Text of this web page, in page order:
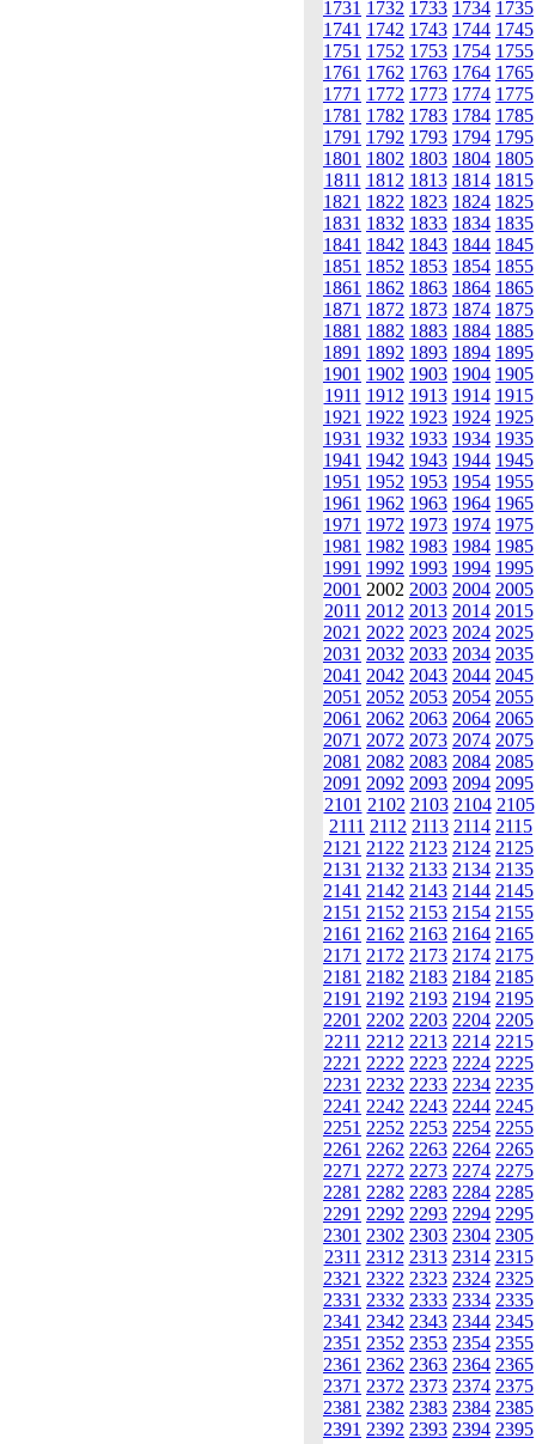
1731 1732 1733 1734 1735
1741 1742 1743 1744 1745
1751 1752 1753 1754 1755
1761 1762 1763 1764 1765
1771 1772 1773 1774 1775
1781 1782 1783 1784 1785
1791 1792 1793 1794 1795
1801 1802 1803 1804 1805
1811 1812 1813 1814 1815
1821 1822 1823 1824 1825
1831 1832 1833 1834 1835
1841 1842 1843 1844 1845
1851 1852 1853 1854 1855
1861 1862 1863 1864 1865
1871 1872 1873 1874 1875
1881 1882 1883 1884 1885
1891 1892 1893 1894 1895
1901 1902 1903 1904 1905
1911 1912 1913 1914 1915
1921 1922 1923 1924 1925
1931 1932 1933 1934 1935
1941 1942 1943 1944 1945
1951 1952 1953 1954 1955
1961 1962 1963 1964 1965
1971 1972 1973 1974 1975
1981 1982 1983 1984 1985
1991 1992 1993 1994 1995
2001 2002 2003 2004 2005
2011 2012 2013 2014 2015
2021 2022 2023 2024 2025
2031 2032 2033 2034 2035
2041 2042 2043 2044 2045
2051 2052 2053 2054 2055
2061 2062 2063 2064 2065
2071 2072 2073 2074 2075
2081 2082 2083 2084 2085
2091 2092 2093 2094 2095
2101 2102 2103 2104 2105
2111 2112 2113 2114 2115
2121 2122 2123 2124 2125
2131 2132 2133 2134 2135
2141 2142 2143 2144 2145
2151 2152 2153 2154 2155
2161 2162 2163 2164 2165
2171 2172 2173 2174 2175
2181 2182 2183 2184 2185
2191 2192 2193 2194 2195
2201 2202 2203 2204 2205
2211 2212 2213 2214 2215
2221 2222 2223 2224 2225
2231 2232 2233 2234 2235
2241 2242 2243 2244 2245
2251 2252 2253 2254 2255
2261 2262 2263 2264 2265
2271 2272 2273 2274 2275
2281 2282 2283 2284 2285
2291 2292 2293 2294 2295
2301 2302 2303 2304 2305
2311 2312 2313 2314 2315
2321 2322 2323 2324 2325
2331 2332 2333 2334 2335
2341 2342 2343 2344 2345
2351 2352 2353 2354 2355
2361 2362 2363 2364 2365
2371 2372 2373 2374 2375
2381 2382 2383 2384 2385
2391 2392 2393 2394 2395